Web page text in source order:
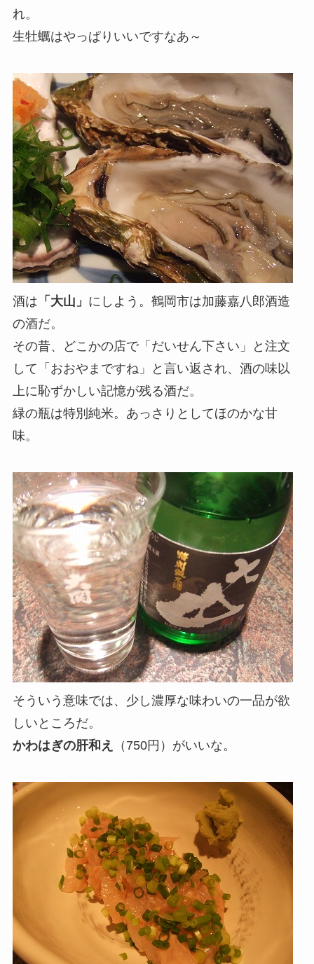
れ。
生牡蠣はやっぱりいいですなあ～
酒は 「大山」 にしよう。鶴岡市は加藤嘉八郎酒造
の酒だ。
その昔、どこかの店で「だいせん下さい」と注文
して「おおやまですね」と言い返され、酒の味以
上に恥ずかしい記憶が残る酒だ。
緑の瓶は特別純米。あっさりとしてほのかな甘
味。
そういう意味では、少し濃厚な味わいの一品が欲
しいところだ。
かわはぎの肝和え
（750円）がいいな。